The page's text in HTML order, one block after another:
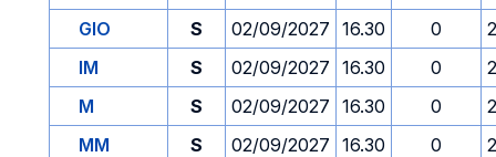
GIO
S 02/09/2027 16.30 0
IM
S 02/09/2027 16.30 0
M
S 02/09/2027 16.30 0
MM
S 02/09/2027 16.30 0